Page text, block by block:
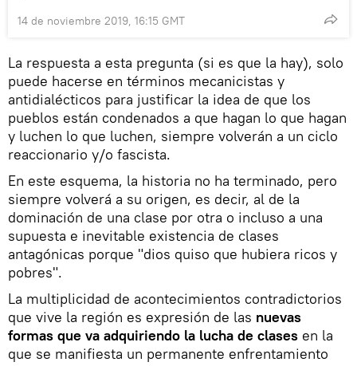
14 de noviembre 2019, 16:15 GMT
La respuesta a esta pregunta (si es que la hay), solo
puede hacerse en términos mecanicistas y
antidialécticos para justificar la idea de que los
pueblos están condenados a que hagan lo que hagan
y luchen lo que luchen, siempre volverán a un ciclo
reaccionario y/o fascista.
En este esquema, la historia no ha terminado, pero
siempre volverá a su origen, es decir, al de la
dominación de una clase por otra o incluso a una
supuesta e inevitable existencia de clases
antagónicas porque "dios quiso que hubiera ricos y
pobres".
La multiplicidad de acontecimientos contradictorios
que vive la región es expresión de las nuevas
formas que va adquiriendo la lucha de clases en la
que se manifiesta un permanente enfrentamiento